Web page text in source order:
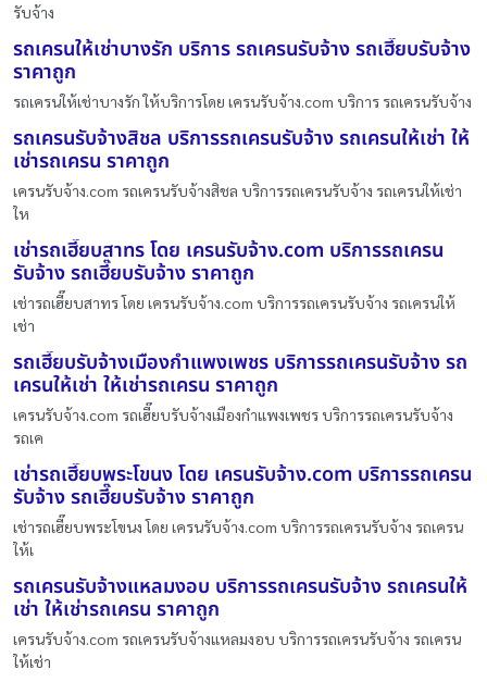
รับจ้าง
รถเครนให้เช่าบางรัก บริการ รถเครนรับจ้าง รถเฮี๊ยบรับจ้าง
ราคาถูก
รถเครนให้เช่าบางรัก ให้บริการโดย เครนรับจ้าง.com บริการ รถเครนรับจ้าง
รถเครนรับจ้างสิชล บริการรถเครนรับจ้าง รถเครนให้เช่า ให้
เช่ารถเครน ราคาถูก
เครนรับจ้าง.com รถเครนรับจ้างสิชล บริการรถเครนรับจ้าง รถเครนให้เช่า
ให
เช่ารถเฮี๊ยบสาทร โดย เครนรับจ้าง.com บริการรถเครน
รับจ้าง รถเฮี๊ยบรับจ้าง ราคาถูก
เช่ารถเฮี๊ยบสาทร โดย เครนรับจ้าง.com บริการรถเครนรับจ้าง รถเครนให้
เช่า
รถเฮี๊ยบรับจ้างเมืองกำแพงเพชร บริการรถเครนรับจ้าง รถ
เครนให้เช่า ให้เช่ารถเครน ราคาถูก
เครนรับจ้าง.com รถเฮี๊ยบรับจ้างเมืองกำแพงเพชร บริการรถเครนรับจ้าง
รถเค
เช่ารถเฮี๊ยบพระโขนง โดย เครนรับจ้าง.com บริการรถเครน
รับจ้าง รถเฮี๊ยบรับจ้าง ราคาถูก
เช่ารถเฮี๊ยบพระโขนง โดย เครนรับจ้าง.com บริการรถเครนรับจ้าง รถเครน
ให้เ
รถเครนรับจ้างแหลมงอบ บริการรถเครนรับจ้าง รถเครนให้
เช่า ให้เช่ารถเครน ราคาถูก
เครนรับจ้าง.com รถเครนรับจ้างแหลมงอบ บริการรถเครนรับจ้าง รถเครน
ให้เช่า